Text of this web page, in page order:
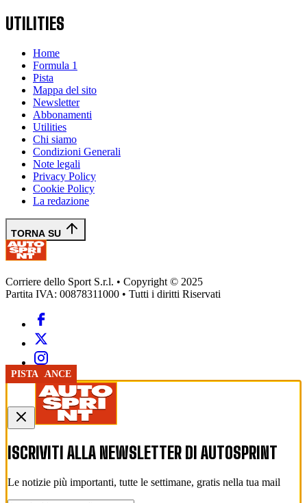
ENDURANCE
PISTA
PISTA
ENDURANCE
PISTA
UTILITIES
Home
Formula 1
Pista
Mappa del sito
Newsletter
Abbonamenti
Utilities
Chi siamo
Condizioni Generali
Note legali
Privacy Policy
Cookie Policy
La redazione
TORNA SU
Corriere dello Sport S.r.l. • Copyright © 2025
Partita IVA: 00878311000 • Tutti i diritti Riservati
ISCRIVITI ALLA NEWSLETTER DI AUTOSPRINT
Le notizie più importanti, tutte le settimane, gratis nella tua mail